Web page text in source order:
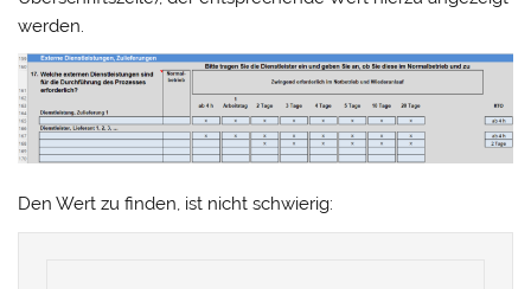
werden.
Den Wert zu finden, ist nicht schwierig: